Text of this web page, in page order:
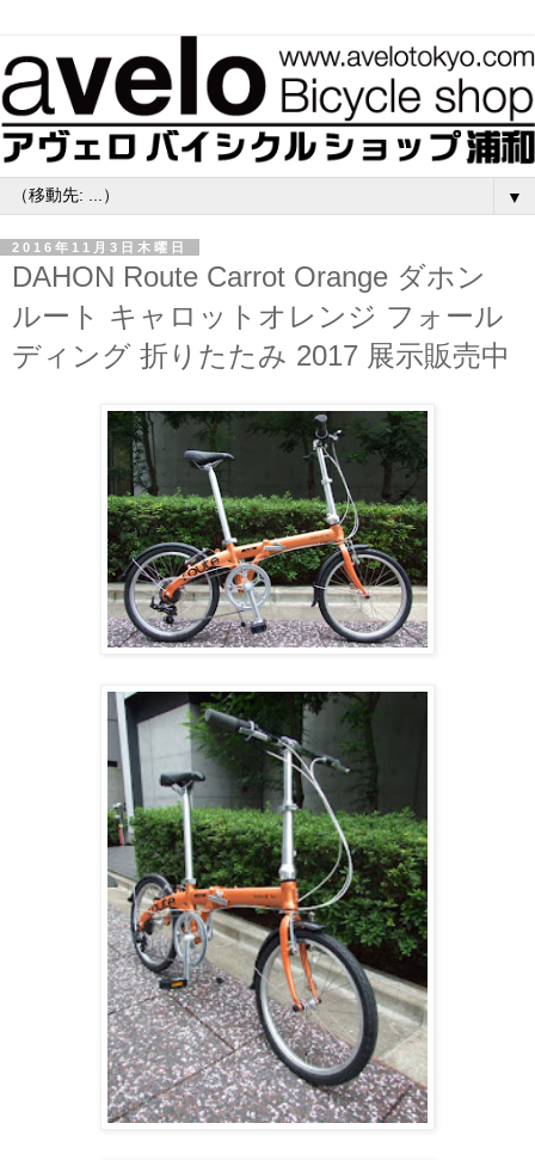
▼
2016年11月3日木曜日
DAHON Route Carrot Orange ダホン
ルート キャロットオレンジ フォール
ディング 折りたたみ 2017 展示販売中